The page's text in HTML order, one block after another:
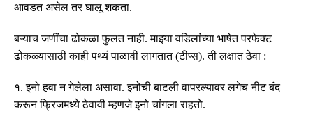
आवडत असेल तर घालू शकता.
बऱ्याच जणींचा ढोकळा फुलत नाही.माझ्या वडिलांच्या भाषेत परफेक्ट
ढोकळ्यासाठी काही पथ्यं पाळावी लागतात(टीप्स).ती लक्षात ठेवा :
१.इनो हवा न गेलेला असावा.इनोची बाटली वापरल्यावर लगेच नीट बंद
करून फ्रिजमध्ये ठेवावी म्हणजे इनो चांगला राहतो.